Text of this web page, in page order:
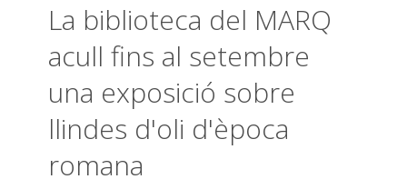
La biblioteca del MARQ
acull fins al setembre
una exposició sobre
llindes d'oli d'època
romana